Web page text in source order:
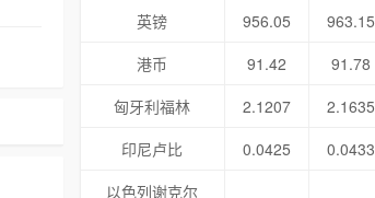
英镑
956.05 963.15
港币
91.42 91.78
匈牙利福林
2.1207 2.1635
印尼卢比
0.0425 0.0433
以色列谢克尔